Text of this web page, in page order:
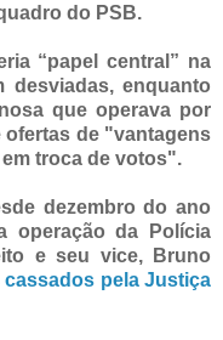
do PSB.
“papel central” na
desviadas, enquanto
que operava por
ofertas de "vantagens
troca de votos".
dezembro do ano
operação da Polícia
e seu vice, Bruno
cassados pela Justiça